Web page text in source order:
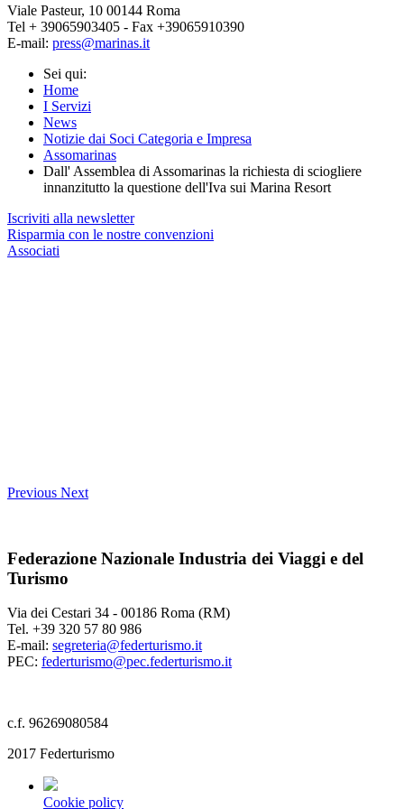
Viale Pasteur, 10 00144 Roma
Tel + 39065903405 - Fax +39065910390
E-mail: press@marinas.it
Sei qui:
Home
I Servizi
News
Notizie dai Soci Categoria e Impresa
Assomarinas
Dall' Assemblea di Assomarinas la richiesta di sciogliere
innanzitutto la questione dell'Iva sui Marina Resort
Iscriviti alla newsletter
Risparmia con le nostre convenzioni
Associati
Previous Next
Federazione Nazionale Industria dei Viaggi e del
Turismo
Via dei Cestari 34 - 00186 Roma (RM)
Tel. +39 320 57 80 986
E-mail: segreteria@federturismo.it
PEC: federturismo@pec.federturismo.it
c.f. 96269080584
2017 Federturismo
Cookie policy